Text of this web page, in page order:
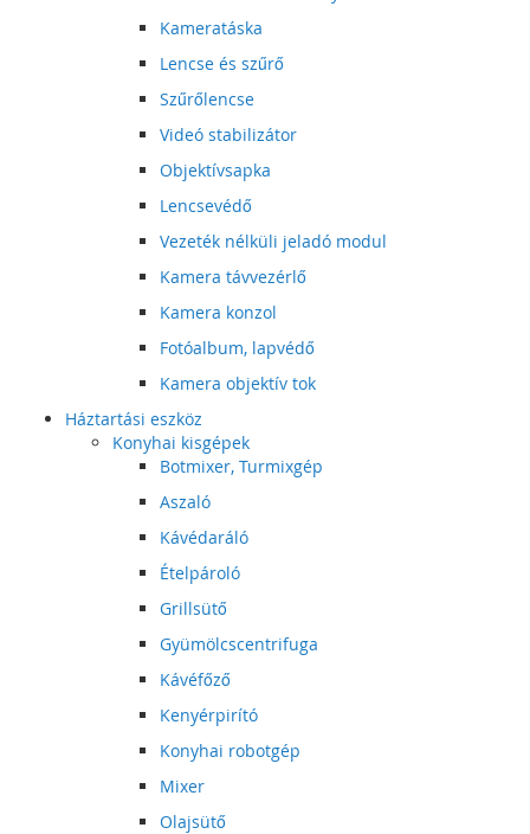
Kameratáska
Lencse és szűrő
Szűrőlencse
Videó stabilizátor
Objektívsapka
Lencsevédő
Vezeték nélküli jeladó modul
Kamera távvezérlő
Kamera konzol
Fotóalbum, lapvédő
Kamera objektív tok
Háztartási eszköz
Konyhai kisgépek
Botmixer, Turmixgép
Aszaló
Kávédaráló
Ételpároló
Grillsütő
Gyümölcscentrifuga
Kávéfőző
Kenyérpirító
Konyhai robotgép
Mixer
Olajsütő